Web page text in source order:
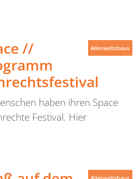
//
haben ihren Space
Festival. Hier
Allerweltshaus